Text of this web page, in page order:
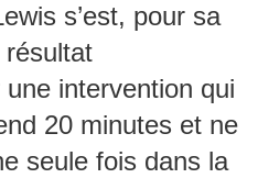
s’est, pour sa
intervention qui
20 minutes et ne
seule fois dans la